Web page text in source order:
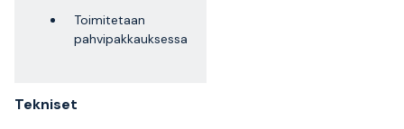
Toimitetaan
pahvipakkauksessa
Tekniset